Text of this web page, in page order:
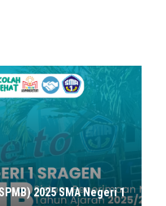
2025 SMA Negeri 1